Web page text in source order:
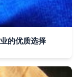
的优质选择